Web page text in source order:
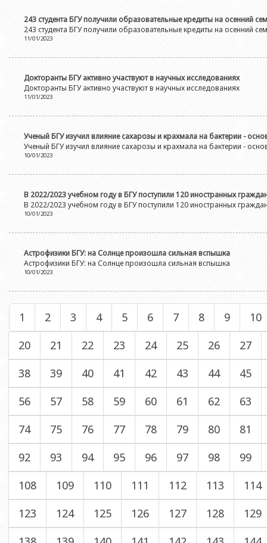
243 студента БГУ получили образовательные кредиты на осенний
243 студента БГУ получили образовательные кредиты на осенний
11/01/2023
Докторанты БГУ активно участвуют в научных исследованиях
Докторанты БГУ активно участвуют в научных исследованиях
11/01/2023
Ученый БГУ изучил влияние сахарозы и крахмала на бактерии -
Ученый БГУ изучил влияние сахарозы и крахмала на бактерии -
10/01/2023
В 2022/2023 учебном году в БГУ поступили 120 иностранных
В 2022/2023 учебном году в БГУ поступили 120 иностранных
10/01/2023
Астрофизики БГУ: на Солнце произошла сильная вспышка
Астрофизики БГУ: на Солнце произошла сильная вспышка
10/01/2023
1 2 3 4 5 6 7 8 9
10
20
21 22 23 24 25 26
27
38
39 40 41 42 43 44
45
56
57 58 59 60 61 62
63
74
75 76 77 78 79 80
81
92
93 94 95 96 97 98
99
108
109 110 111 112 113
114
123
124 125 126 127 128
129